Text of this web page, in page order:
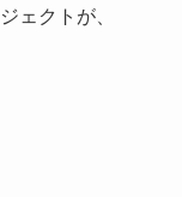
クトが、